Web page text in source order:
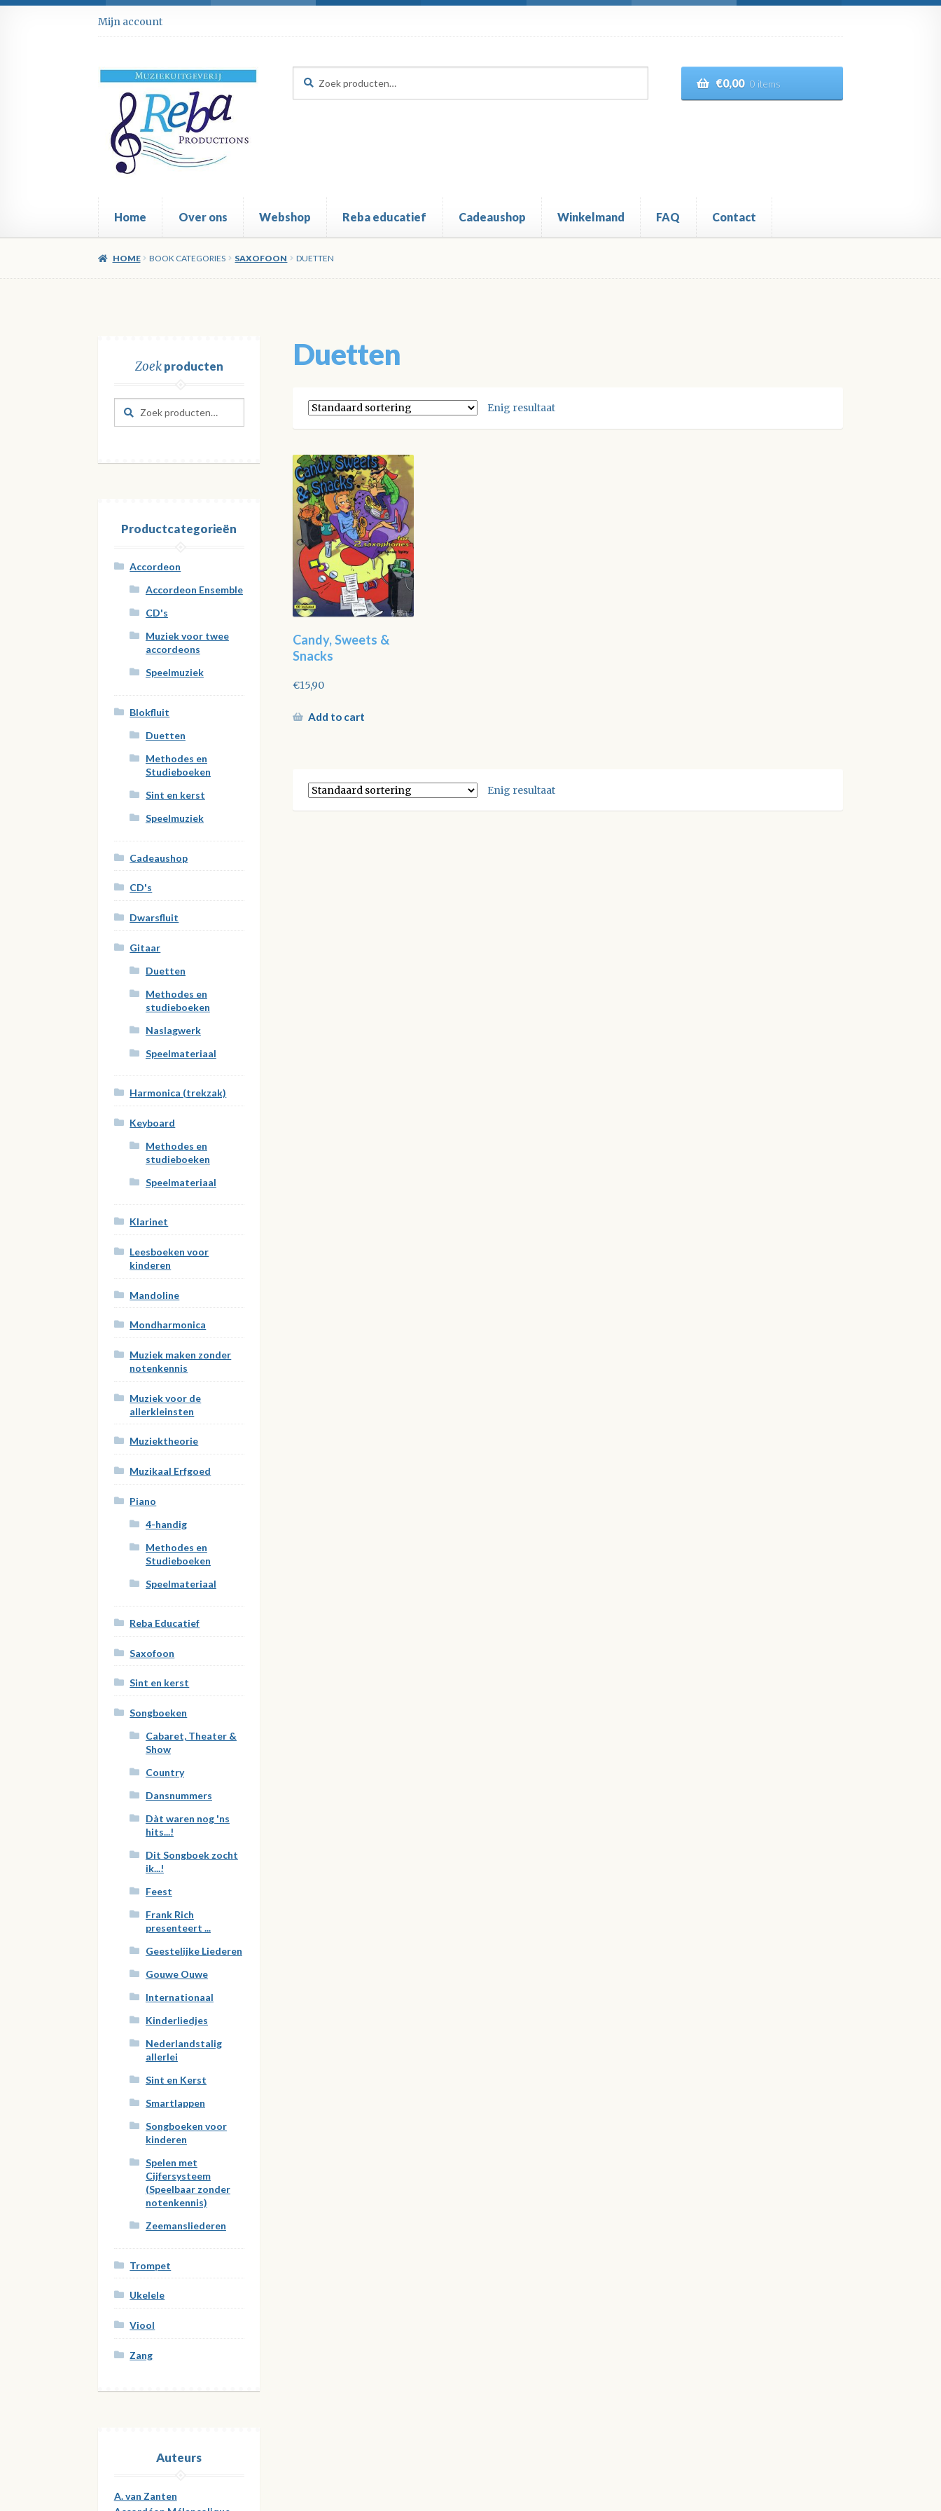
Ga
door
navigatie
Ga
direct
de
inhoud
Mijn account
naar:
€0,00 0 items
Home Over ons Webshop Reba educatief Cadeaushop Winkelmand FAQ Contact
HOME BOOK CATEGORIES SAXOFOON DUETTEN
Duetten
Enig resultaat
Candy, Sweets &
Snacks
€15,90
Add to cart
Enig resultaat
Zoekproducten
Zoeken
naar:
Zoeken
Productcategorieën
Accordeon
Accordeon Ensemble
CD's
Muziek voor twee
accordeons
Speelmuziek
Blokfluit
Duetten
Methodes en
Studieboeken
Sint en kerst
Speelmuziek
Cadeaushop
CD's
Dwarsfluit
Gitaar
Duetten
Methodes en
studieboeken
Naslagwerk
Speelmateriaal
Harmonica (trekzak)
Keyboard
Methodes en
studieboeken
Speelmateriaal
Klarinet
Leesboeken voor
kinderen
Mandoline
Mondharmonica
Muziek maken zonder
notenkennis
Muziek voor de
allerkleinsten
Muziektheorie
Muzikaal Erfgoed
Piano
4-handig
Methodes en
Studieboeken
Speelmateriaal
Reba Educatief
Saxofoon
Sint en kerst
Songboeken
Cabaret, Theater &
Show
Country
Dansnummers
Dàt waren nog 'ns
hits...!
Dit Songboek zocht
ik...!
Feest
Frank Rich
presenteert ...
Geestelijke Liederen
Gouwe Ouwe
Internationaal
Kinderliedjes
Nederlandstalig
allerlei
Sint en Kerst
Smartlappen
Songboeken voor
kinderen
Spelen met
Cijfersysteem
(Speelbaar zonder
notenkennis)
Zeemansliederen
Trompet
Ukelele
Viool
Zang
Auteurs
A. van Zanten